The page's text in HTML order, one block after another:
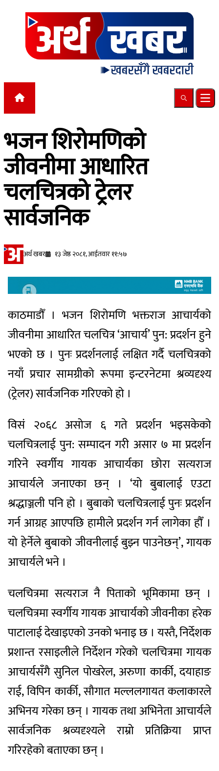
Skip to content
Search
भजन शिरोमणिको
जीवनीमा आधारित
चलचित्रको ट्रेलर
सार्वजनिक
अर्थ खबर १३ जेष्ठ २०८१, आईतवार ११:५७
काठमाडौँ । भजन शिरोमणि भक्तराज आचार्यको
जीवनीमा आधारित चलचित्र ‘आचार्य’ पुन: प्रदर्शन हुने
भएको छ । पुनः प्रदर्शनलाई लक्षित गर्दै चलचित्रको
नयाँ प्रचार सामग्रीको रूपमा इन्टरनेटमा श्रव्यदृश्य
(ट्रेलर) सार्वजनिक गरिएको हो ।
विसं २०६८ असोज ६ गते प्रदर्शन भइसकेको
चलचित्रलाई पुन: सम्पादन गरी असार ७ मा प्रदर्शन
गरिने स्वर्गीय गायक आचार्यका छोरा सत्यराज
आचार्यले जनाएका छन् । ‘यो बुबालाई एउटा
श्रद्धाञ्जली पनि हो । बुबाको चलचित्रलाई पुनः प्रदर्शन
गर्न आग्रह आएपछि हामीले प्रदर्शन गर्न लागेका हौँ ।
यो हेर्नेले बुबाको जीवनीलाई बुझ्न पाउनेछन्’, गायक
आचार्यले भने ।
चलचित्रमा सत्यराज नै पिताको भूमिकामा छन् ।
चलचित्रमा स्वर्गीय गायक आचार्यको जीवनीका हरेक
पाटालाई देखाइएको उनको भनाइ छ । यस्तै, निर्देशक
प्रशान्त रसाइलीले निर्देशन गरेको चलचित्रमा गायक
आचार्यसँगै सुनिल पोखरेल, अरुणा कार्की, दयाहाङ
राई, विपिन कार्की, सौगात मल्ललगायत कलाकारले
अभिनय गरेका छन् । गायक तथा अभिनेता आचार्यले
सार्वजनिक श्रव्यदृश्यले राम्रो प्रतिक्रिया प्राप्त
गरिरहेको बताएका छन् ।